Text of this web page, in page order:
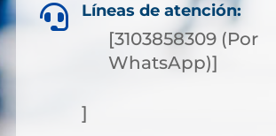
 Líneas de atención:
[3103858309 (Por
WhatsApp)]
]